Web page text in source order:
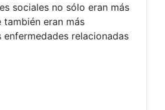
sociales no sólo eran más
también eran más
enfermedades relacionadas